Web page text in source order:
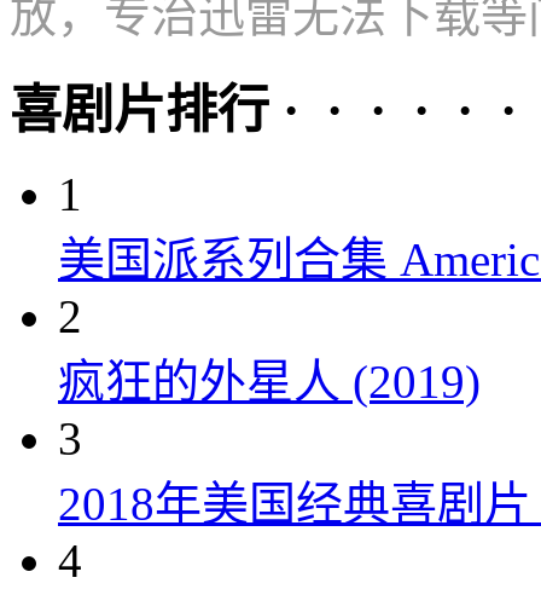
放，专治迅雷无法下载等
喜剧片排行 · · · · · ·
1
美国派系列合集
2
疯狂的外星人 (2019)
3
2018年美国经典喜剧
4